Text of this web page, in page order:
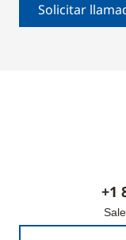
Solicitar
+1